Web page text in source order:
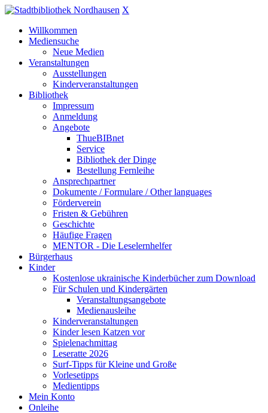
X
Willkommen
Mediensuche
Neue Medien
Veranstaltungen
Ausstellungen
Kinderveranstaltungen
Bibliothek
Impressum
Anmeldung
Angebote
ThueBIBnet
Service
Bibliothek der Dinge
Bestellung Fernleihe
Ansprechpartner
Dokumente / Formulare / Other languages
Förderverein
Fristen & Gebühren
Geschichte
Häufige Fragen
MENTOR - Die Leselernhelfer
Bürgerhaus
Kinder
Kostenlose ukrainische Kinderbücher zum Download
Für Schulen und Kindergärten
Veranstaltungsangebote
Medienausleihe
Kinderveranstaltungen
Kinder lesen Katzen vor
Spielenachmittag
Leseratte 2026
Surf-Tipps für Kleine und Große
Vorlesetipps
Medientipps
Mein Konto
Onleihe